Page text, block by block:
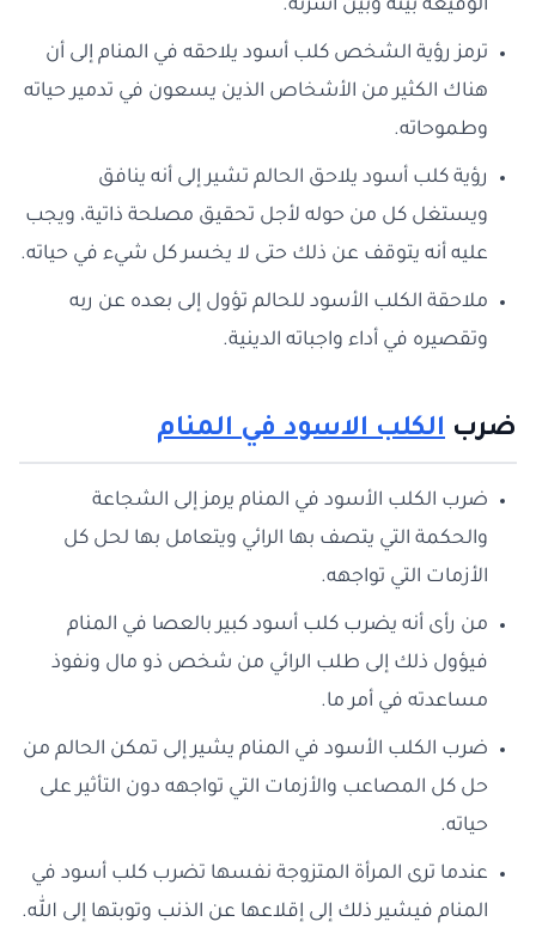
الوقيعة بينه وبين أسرته.
ترمز رؤية الشخص كلب أسود يلاحقه في المنام إلى أن
هناك الكثير من الأشخاص الذين يسعون في تدمير حياته
وطموحاته.
رؤية كلب أسود يلاحق الحالم تشير إلى أنه ينافق
ويستغل كل من حوله لأجل تحقيق مصلحة ذاتية، ويجب
عليه أنه يتوقف عن ذلك حتى لا يخسر كل شيء في حياته.
ملاحقة الكلب الأسود للحالم تؤول إلى بعده عن ربه
وتقصيره في أداء واجباته الدينية.
ضرب الكلب الاسود في المنام
ضرب الكلب الأسود في المنام يرمز إلى الشجاعة
والحكمة التي يتصف بها الرائي ويتعامل بها لحل كل
الأزمات التي تواجهه.
من رأى أنه يضرب كلب أسود كبير بالعصا في المنام
فيؤول ذلك إلى طلب الرائي من شخص ذو مال ونفوذ
مساعدته في أمر ما.
ضرب الكلب الأسود في المنام يشير إلى تمكن الحالم من
حل كل المصاعب والأزمات التي تواجهه دون التأثير على
حياته.
عندما ترى المرأة المتزوجة نفسها تضرب كلب أسود في
المنام فيشير ذلك إلى إقلاعها عن الذنب وتوبتها إلى الله.